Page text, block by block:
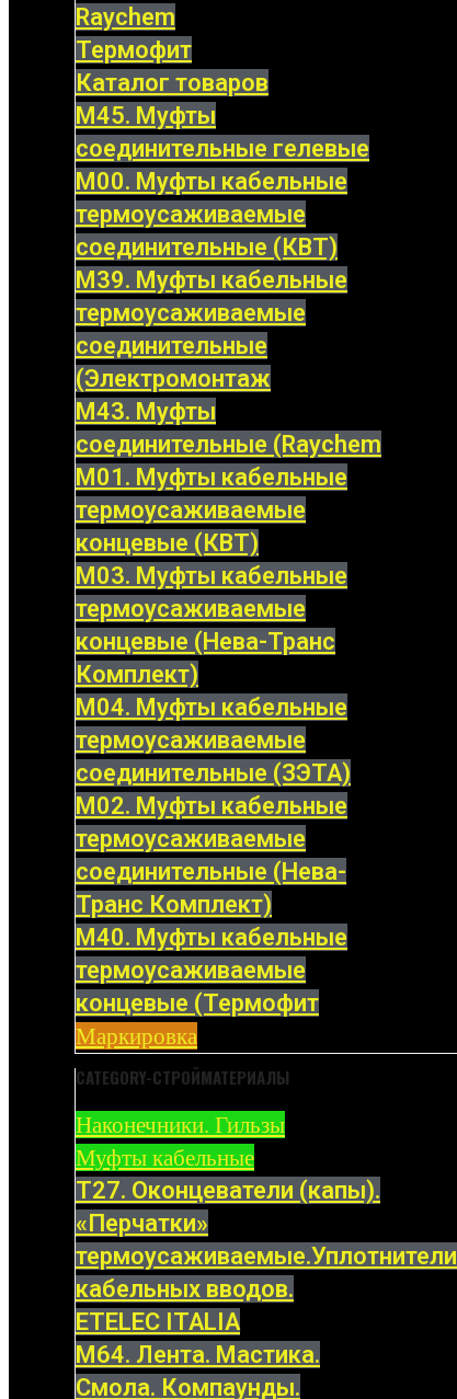
Raychem
Термофит
Каталог товаров
М45. Муфты
соединительные гелевые
М00. Муфты кабельные
термоусаживаемые
соединительные (КВТ)
М39. Муфты кабельные
термоусаживаемые
соединительные
(Электромонтаж
М43. Муфты
соединительные (Raychem
М01. Муфты кабельные
термоусаживаемые
концевые (КВТ)
М03. Муфты кабельные
термоусаживаемые
концевые (Нева-Транс
Комплект)
М04. Муфты кабельные
термоусаживаемые
соединительные (ЗЭТА)
М02. Муфты кабельные
термоусаживаемые
соединительные (Нева-
Транс Комплект)
М40. Муфты кабельные
термоусаживаемые
концевые (Термофит
Маркировка
CATEGORY-СТРОЙМАТЕРИАЛЫ
Наконечники. Гильзы
Муфты кабельные
Т27. Оконцеватели (капы).
«Перчатки»
термоусаживаемые.Уплотнители
кабельных вводов.
ETELEC ITALIA
М64. Лента. Мастика.
Смола. Компаунды.